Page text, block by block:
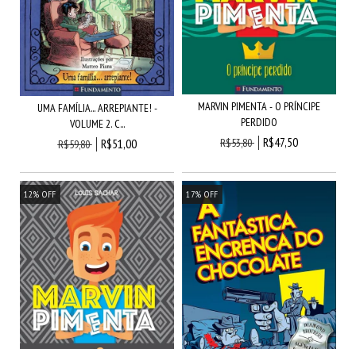
UMA FAMÍLIA... ARREPIANTE! -
VOLUME 2. C...
R$59,80
R$51,00
MARVIN PIMENTA - O PRÍNCIPE
PERDIDO
R$53,80
R$47,50
12% OFF 17% OFF